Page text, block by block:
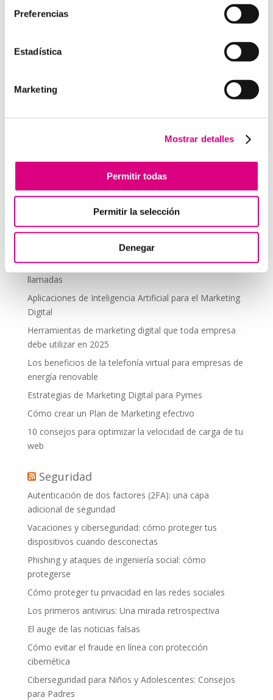
Preferencias
Estadística
Marketing
Mostrar detalles
Permitir todas
Permitir la selección
Denegar
para publicar un
comentario.
Telefonía virtual para el trabajo remoto: comunícate
desde donde estés
Tendencias actuales en marketing y publicidad que
debes aplicar en tu plan de marketing
Centralitas virtuales: una solución para la gestión de
llamadas
Aplicaciones de Inteligencia Artificial para el Marketing
Digital
Herramientas de marketing digital que toda empresa
debe utilizar en 2025
Los beneficios de la telefonía virtual para empresas de
energía renovable
Estrategias de Marketing Digital para Pymes
Cómo crear un Plan de Marketing efectivo
10 consejos para optimizar la velocidad de carga de tu
web
Seguridad
Autenticación de dos factores (2FA): una capa
adicional de seguridad
Vacaciones y ciberseguridad: cómo proteger tus
dispositivos cuando desconectas
Phishing y ataques de ingeniería social: cómo
protegerse
Cómo proteger tu privacidad en las redes sociales
Los primeros antivirus: Una mirada retrospectiva
El auge de las noticias falsas
Cómo evitar el fraude en línea con protección
cibernética
Ciberseguridad para Niños y Adolescentes: Consejos
para Padres